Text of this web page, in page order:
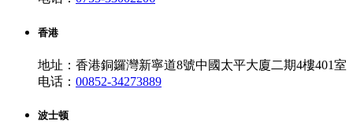
香港
地址：香港銅鑼灣新寧道8號中國太平大廈二期4樓401室
电话： 00852-34273889
波士顿